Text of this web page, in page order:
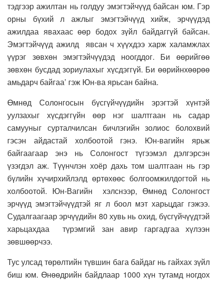
тэдгээр ажилтан нь голдуу эмэгтэйчүүд байсан юм. Гэр
орны бүхий л ажлыг эмэгтэйчүүд хийж, эрчүүдэд
ажилдаа явахаас өөр бодох зүйл байдаггүй байсан.
Эмэгтэйчүүд ажилд явсан ч хүүхдээ харж халамжлах
үүрэг зөвхөн эмэгтэйчүүдэд ноогддог. Би өөрийгөө
зөвхөн бусдад зориулахыг хүсдэггүй. Би өөрийнхөөрөө
амьдарч байгаа’ гэж Юн-ва ярьсан байна.
Өмнөд Солонгосын бүсгүйчүүдийн эрэгтэй хүнтэй
уулзахыг хүсдэггүйн өөр нэг шалтгаан нь садар
самууныг сурталчилсан бичлэгийн золиос болохвий
гэсэн айдастай холбоотой гэнэ. Юн-вагийн ярьж
байгаагаар энэ нь Солонгост түгээмэл дэлгэрсэн
үзэгдэл аж. Түүнчлэн хоёр дахь том шалтгаан нь гэр
бүлийн хүчирхийлэлд өртөхөөс болгоомжилдогтой нь
холбоотой. Юн-Вагийн хэлснээр, Өмнөд Солонгост
эрчүүд эмэгтэйчүүдтэй яг л боол мэт харьцдаг гэжээ.
Судалгаагаар эрчүүдийн 80 хувь нь охид, бүсгүйчүүдтэй
харьцахдаа түрэмгий зан авир гаргадгаа хүлээн
зөвшөөрчээ.
Тус улсад төрөлтийн түвшин бага байдаг нь гайхах зүйл
биш юм. Өнөөдрийн байдлаар 1000 хүн тутамд ногдох